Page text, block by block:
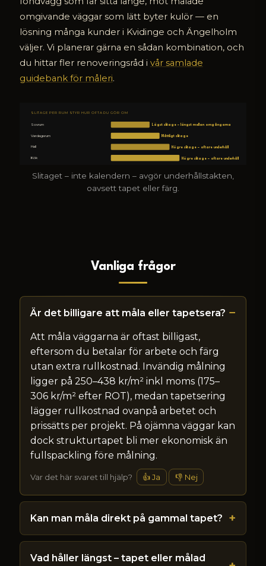
omgivande väggar som lätt byter kulör — en
lösning många kunder i Kvidinge och Ängelholm
väljer. Vi planerar gärna en sådan kombination, och
du hittar fler renoveringsråd i vår samlade
guidebank för måleri.
SLITAGE PER RUM STYR HUR OFTA DU GÖR OM
Sovrum Lägst slitage – längst mellan omgångarna
Vardagsrum Måttligt slitage
Hall Högre slitage – oftare underhåll
Kök Högre slitage – oftare underhåll
Slitaget – inte kalendern – avgör underhållstakten,
oavsett tapet eller färg.
Vanliga frågor
Är det billigare att måla eller tapetsera?
Att måla väggarna är oftast billigast,
eftersom du betalar för arbete och färg
utan extra rullkostnad. Invändig målning
ligger på 250–438 kr/m² inkl moms (175–
306 kr/m² efter ROT), medan tapetsering
lägger rullkostnad ovanpå arbetet och
prissätts per projekt. På ojämna väggar kan
dock strukturtapet bli mer ekonomisk än
fullspackling före målning.
Var det här svaret till hjälp? 👍 Ja 👎 Nej
Kan man måla direkt på gammal tapet?
Vad håller längst – tapet eller målad